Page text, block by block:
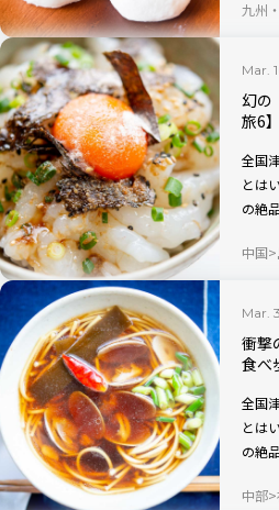
九州
Mar.
幻の
旅6】
全国
とは
の絶
とで
者海
中国
Mar.
衝撃
食べ
全国
とは
の絶
とで
中部